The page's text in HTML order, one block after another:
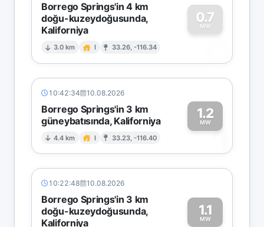
Borrego Springs'in 4 km
doğu-kuzeydoğusunda,
Kaliforniya
3.0 km I 33.26, -116.34
0.7
MW
0
10:42:34 10.08.2026
Borrego Springs'in 3 km
güneybatısında, Kaliforniya
4.4 km I 33.23, -116.40
1.2
MW1
10:22:48 10.08.2026
Borrego Springs'in 3 km
doğu-kuzeydoğusunda,
Kaliforniya
1.1
MW